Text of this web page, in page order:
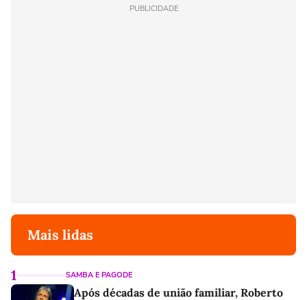
PUBLICIDADE
Mais lidas
1 SAMBA E PAGODE
Após décadas de união familiar, Roberto